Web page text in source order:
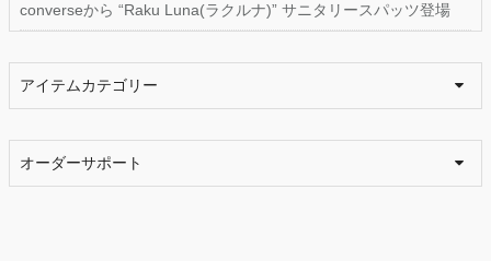
converseから “Raku Luna(ラクルナ)” サニタリースパッツ登場
アイテムカテゴリー
オーダーサポート